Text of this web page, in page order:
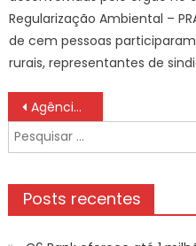
Regularização Ambiental –
de cem pessoas
rurais, representantes de
Navegação
de
Post
Agência Minas Gerais | Desmatamento da Mata Atlântica cai no Brasil e Minas mantém redução nos últimos anos
Pesquisar
por:
Posts recentes